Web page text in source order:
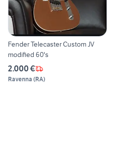
Fender Telecaster Custom JV
modified 60's
2.000 €
Ravenna (RA)